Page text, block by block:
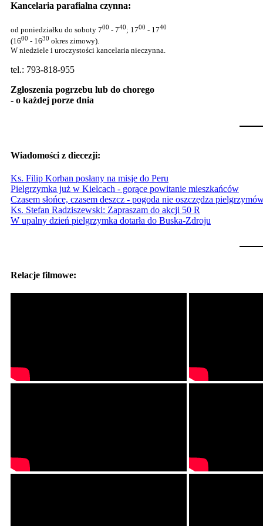
Kancelaria parafialna czynna:
od poniedziałku do soboty 700 - 740; 1700 - 1740
(1600 - 1630 okres zimowy).
W niedziele i uroczystości kancelaria nieczynna.
tel.: 793-818-955
Zgłoszenia pogrzebu lub do chorego
- o każdej porze dnia
Wiadomości z diecezji:
Ks. Filip Korban posłany na misje do Peru
Pielgrzymka już w Kielcach - gorące powitanie mieszkańców
Czasem słońce, czasem deszcz - pogoda nie oszczędza
Ks. Stefan Radziszewski: Zapraszam do akcji 50 R
W upalny dzień pielgrzymka dotarła do Buska-Zdroju
Relacje filmowe: